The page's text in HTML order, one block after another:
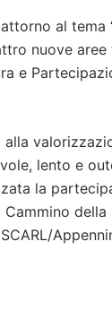
al tema
nuove
e
alla
lento e
la